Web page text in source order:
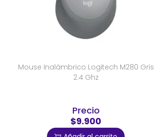
Mouse Inalámbrico Logitech M280 Gris
2.4 Ghz
Precio
$9.900